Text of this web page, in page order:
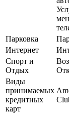
Парковка
Интернет
Спорт и
Отдых
Виды
принимаемых
кредитных
карт